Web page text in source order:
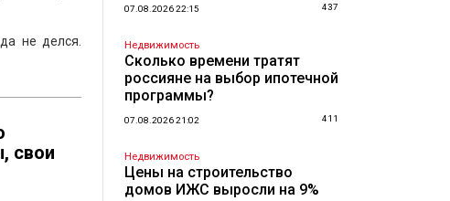
не делся.
свои
07.08.2026 22:15 437
Недвижимость
Сколько времени тратят
россияне на выбор ипотечной
программы?
07.08.2026 21:02 411
Недвижимость
Цены на строительство
домов ИЖС выросли на 9%